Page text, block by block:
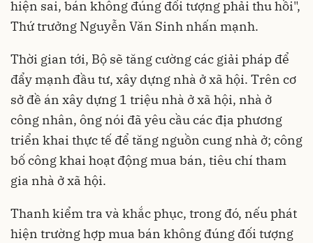
hiện sai, bán không đúng đối tượng phải thu hồi",
Thứ trưởng Nguyễn Văn Sinh nhấn mạnh.
Thời gian tới, Bộ sẽ tăng cường các giải pháp để
đẩy mạnh đầu tư, xây dựng nhà ở xã hội. Trên cơ
sở đề án xây dựng 1 triệu nhà ở xã hội, nhà ở
công nhân, ông nói đã yêu cầu các địa phương
triển khai thực tế để tăng nguồn cung nhà ở; công
bố công khai hoạt động mua bán, tiêu chí tham
gia nhà ở xã hội.
Thanh kiểm tra và khắc phục, trong đó, nếu phát
hiện trường hợp mua bán không đúng đối tượng